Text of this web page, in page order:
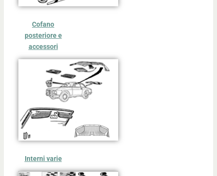
Cofano
posteriore e
accessori
Interni varie